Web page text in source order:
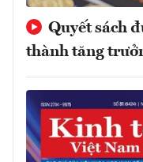
Quyết sách
thành tăng